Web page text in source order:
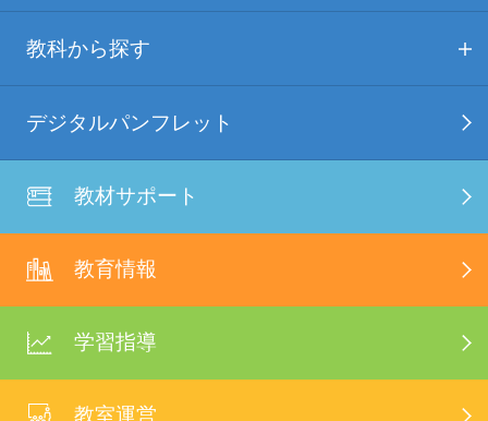
教科から探す
デジタルパンフレット
教材サポート
教育情報
学習指導
教室運営